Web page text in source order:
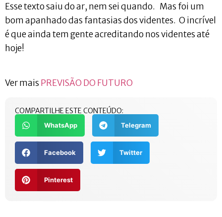
Esse texto saiu do ar, nem sei quando. Mas foi um
bom apanhado das fantasias dos videntes. O incrível
é que ainda tem gente acreditando nos videntes até
hoje!
Ver mais PREVISÃO DO FUTURO
COMPARTILHE ESTE CONTEÚDO:
WhatsApp Telegram
Facebook Twitter
Pinterest